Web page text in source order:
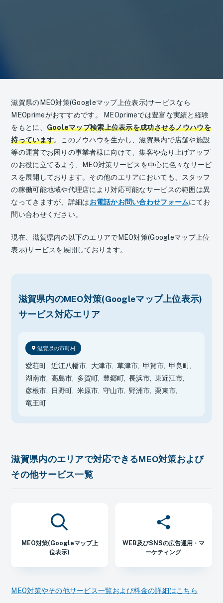
滋賀県のMEO対策(Googleマップ上位表示)サービスなら
MEOprimeがおすすめです。 MEOprimeでは豊富な実績と経験
をもとに、 Gooleマップ検索上位表示を成功させるノウハウを
持っています。このノウハウを生かし、滋賀県内で店舗や施設
等の運営でお困りの事業者様に向けて、集客や売り上げアップ
のお役に立てるよう、MEO対策サービスを中心に色々なサービ
スを展開しております。その他のエリアにおいても、スタッフ
の稼働可能地域や代理店により対応可能なサービスの範囲は異
なってきますが、詳細はお電話かお問い合わせフォームにてお
問い合わせください。
現在、滋賀県内の以下のエリアでMEO対策(Googleマップ上位
表示)サービスを展開しております。
滋賀県内のMEO対策(Googleマップ上位表示)
サービス対応エリア
滋賀県の市町村
愛荘町 近江八幡市 大津市 草津市 甲賀市
甲良町
湖南市
高島市 多賀町 豊郷町 長浜市
東近江市
彦根市
日野町 米原市 守山市 野洲市
栗東市
竜王町
滋賀県内のエリアで対応できるMEO対策および
その他サービス一覧
MEO対策(Googleマップ上
位表示)
WEB及びSNSの広告運用・マ
ーケティング
MEO対策やその他サービス一覧および料金の詳細はこちら